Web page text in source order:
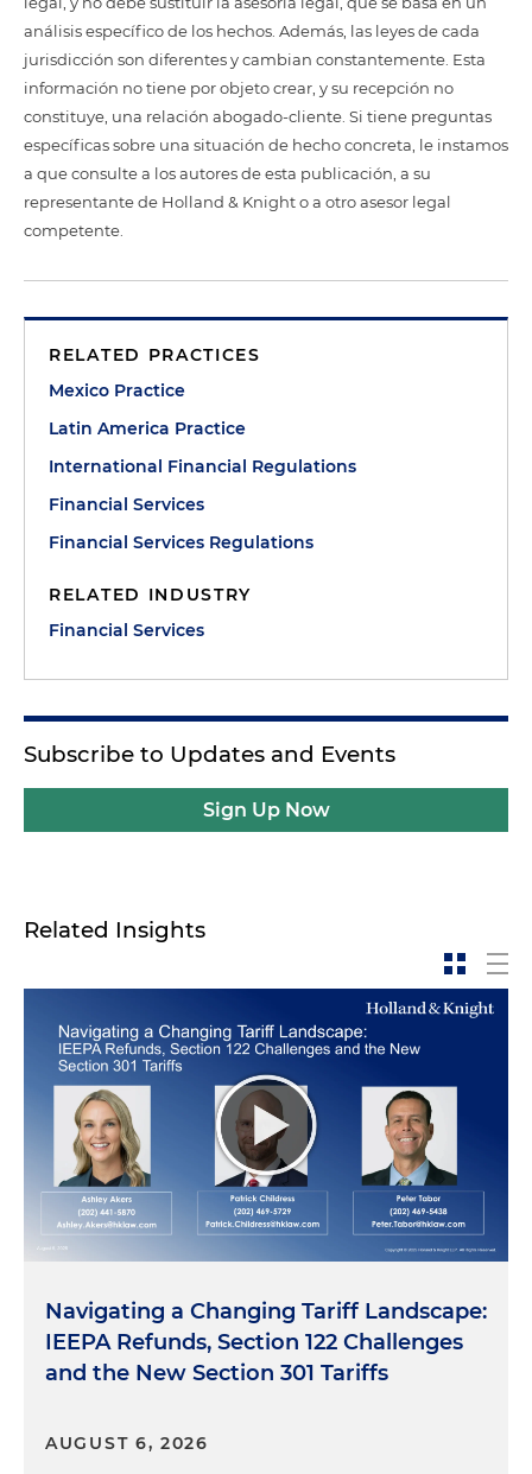
análisis específico de los hechos. Además, las leyes de cada
jurisdicción son diferentes y cambian constantemente. Esta
información no tiene por objeto crear, y su recepción no
constituye, una relación abogado-cliente. Si tiene preguntas
específicas sobre una situación de hecho concreta, le instamos
a que consulte a los autores de esta publicación, a su
representante de Holland & Knight o a otro asesor legal
competente.
RELATED PRACTICES
Mexico Practice
Latin America Practice
International Financial Regulations
Financial Services
Financial Services Regulations
RELATED INDUSTRY
Financial Services
Subscribe to Updates and Events
Sign Up Now
Related Insights
Navigating a Changing Tariff Landscape:
IEEPA Refunds, Section 122 Challenges
and the New Section 301 Tariffs
AUGUST 6, 2026